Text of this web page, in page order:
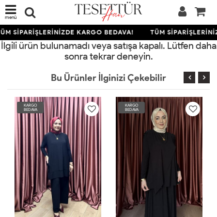
menü
SİPARİŞLERİNİZDE KARGO BEDAVA! TÜM
İlgili ürün bulunamadı veya satışa kapalı. Lütfen daha
sonra tekrar deneyin.
Bu Ürünler İlginizi Çekebilir
KARGO
BEDAVA